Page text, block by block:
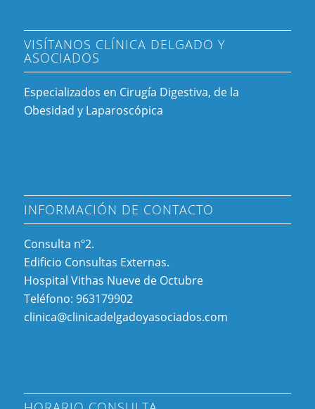
VISÍTANOS CLÍNICA DELGADO Y
ASOCIADOS
Especializados en Cirugía Digestiva, de la
Obesidad y Laparoscópica
INFORMACIÓN DE CONTACTO
Consulta nº2.
Edificio Consultas Externas.
Hospital Vithas Nueve de Octubre
Teléfono: 963179902
clinica@clinicadelgadoyasociados.com